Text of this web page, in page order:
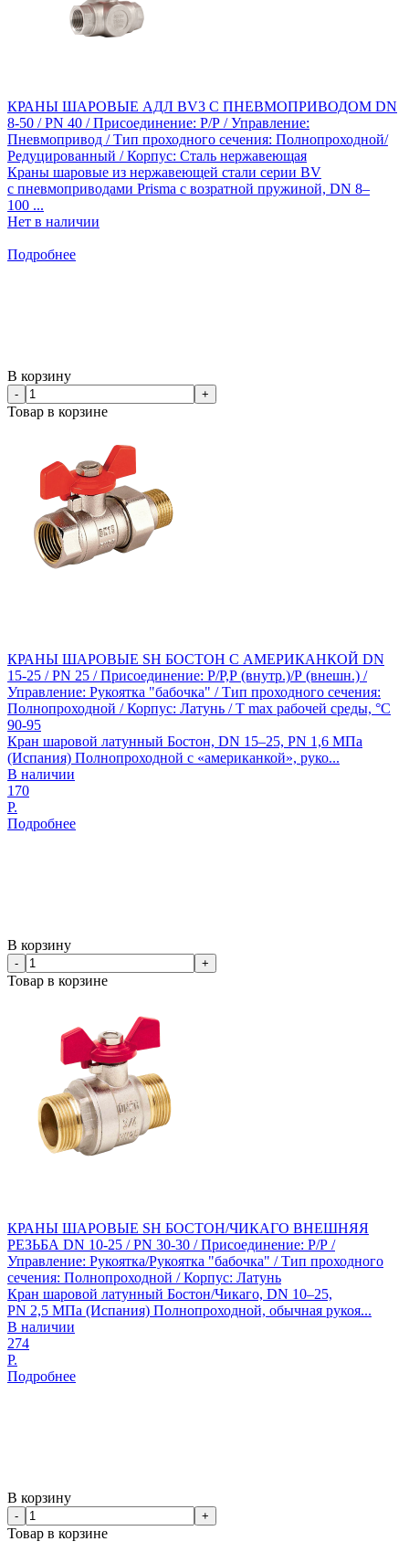
КРАНЫ ШАРОВЫЕ АДЛ BV3 С ПНЕВМОПРИВОДОМ DN
8-50 / PN 40 / Присоединение: Р/Р / Управление:
Пневмопривод / Тип проходного сечения: Полнопроходной/
Редуцированный / Корпус: Сталь нержавеющая
Краны шаровые из нержавеющей стали серии BV
с пневмоприводами Prisma с возратной пружиной, DN 8–
100 ...
Нет в наличии
Подробнее
В корзину
- +
Товар в корзине
КРАНЫ ШАРОВЫЕ SH БОСТОН С АМЕРИКАНКОЙ DN
15-25 / PN 25 / Присоединение: Р/Р,Р (внутр.)/Р (внешн.) /
Управление: Рукоятка "бабочка" / Тип проходного сечения:
Полнопроходной / Корпус: Латунь / T max рабочей среды, °С
90-95
Кран шаровой латунный Бостон, DN 15–25, PN 1,6 МПа
(Испания) Полнопроходной с «американкой», руко...
В наличии
170
Р.
Подробнее
В корзину
- +
Товар в корзине
КРАНЫ ШАРОВЫЕ SH БОСТОН/ЧИКАГО ВНЕШНЯЯ
РЕЗЬБА DN 10-25 / PN 30-30 / Присоединение: Р/Р /
Управление: Рукоятка/Рукоятка "бабочка" / Тип проходного
сечения: Полнопроходной / Корпус: Латунь
Кран шаровой латунный Бостон/Чикаго, DN 10–25,
PN 2,5 МПа (Испания) Полнопроходной, обычная рукоя...
В наличии
274
Р.
Подробнее
В корзину
- +
Товар в корзине